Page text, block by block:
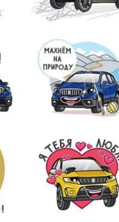
ЗАПИСЬ НА ТО